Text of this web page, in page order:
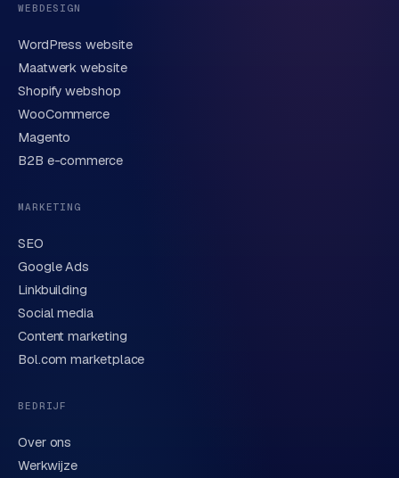
Korte omschrijving van je vraag of project
Verstuur aanvraag
We behandelen je gegevens zorgvuldig conform onze
privacyverklaring
WEBDESIGN
WordPress website
Maatwerk website
Shopify webshop
WooCommerce
Magento
B2B e-commerce
MARKETING
SEO
Google Ads
Linkbuilding
Social media
Content marketing
Bol.com marketplace
BEDRIJF
Over ons
Werkwijze